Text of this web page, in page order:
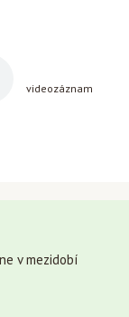
videozáznam
v mezidobí